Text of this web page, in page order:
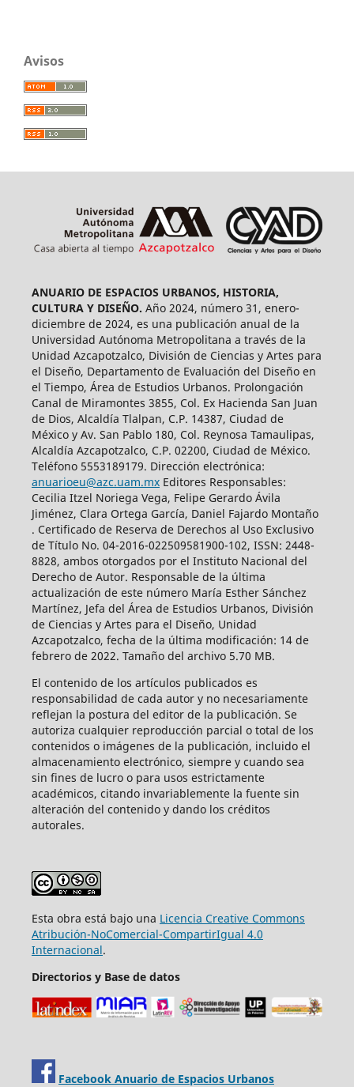
Avisos
ANUARIO DE ESPACIOS URBANOS, HISTORIA,
CULTURA Y DISEÑO. Año 2024, número 31, enero-
diciembre de 2024, es una publicación anual de la
Universidad Autónoma Metropolitana a través de la
Unidad Azcapotzalco, División de Ciencias y Artes para
el Diseño, Departamento de Evaluación del Diseño en
el Tiempo, Área de Estudios Urbanos. Prolongación
Canal de Miramontes 3855, Col. Ex Hacienda San Juan
de Dios, Alcaldía Tlalpan, C.P. 14387, Ciudad de
México y Av. San Pablo 180, Col. Reynosa Tamaulipas,
Alcaldía Azcapotzalco, C.P. 02200, Ciudad de México.
Teléfono 5553189179. Dirección electrónica:
anuarioeu@azc.uam.mxEditores Responsables:
Cecilia Itzel Noriega Vega, Felipe Gerardo Ávila
Jiménez, Clara Ortega García, Daniel Fajardo Montaño
. Certificado de Reserva de Derechos al Uso Exclusivo
de Título No. 04-2016-022509581900-102, ISSN: 2448-
8828, ambos otorgados por el Instituto Nacional del
Derecho de Autor. Responsable de la última
actualización de este número María Esther Sánchez
Martínez, Jefa del Área de Estudios Urbanos, División
de Ciencias y Artes para el Diseño, Unidad
Azcapotzalco, fecha de la última modificación: 14 de
febrero de 2022. Tamaño del archivo 5.70 MB.
El contenido de los artículos publicados es
responsabilidad de cada autor y no necesariamente
reflejan la postura del editor de la publicación. Se
autoriza cualquier reproducción parcial o total de los
contenidos o imágenes de la publicación, incluido el
almacenamiento electrónico, siempre y cuando sea
sin fines de lucro o para usos estrictamente
académicos, citando invariablemente la fuente sin
alteración del contenido y dando los créditos
autorales.
Esta obra está bajo una Licencia Creative Commons
Atribución-NoComercial-CompartirIgual 4.0
Internacional.
Directorios y Base de datos
Facebook Anuario de Espacios Urbanos